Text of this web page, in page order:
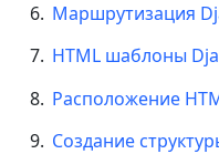
Маршрутизация
HTML шаблоны
Расположение
Создание